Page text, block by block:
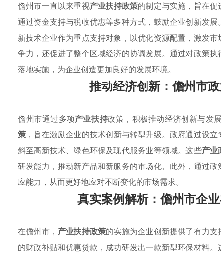
儋州市一直以来重视产业扶持政策的制定与实施，旨在
通过资金支持与税收优惠等多种方式，鼓励企业创新发展
新技术企业作为重点支持对象，以优化资源配置，激发
争力，还促进了整个区域经济的协调发展。通过对政策
落地实施，为企业创造更加良好的发展环境。
推动经济创新：儋州市
儋州市通过多项产业扶持政策，积极推动经济创新与发
策 ，旨在激励企业的技术创新与转型升级。政府通过设
斜至高新技术、绿色环保及现代服务业等领域。这些产业
研发能力，推动新产品和新服务的市场化。此外，通过
应能力，从而更好地应对不断变化的市场需求。
真实案例解析：儋州市企
在儋州市， 产业扶持政策的实施为企业创新提供了有力
的财政补贴和优惠贷款，成功研发出一款新型环保材料